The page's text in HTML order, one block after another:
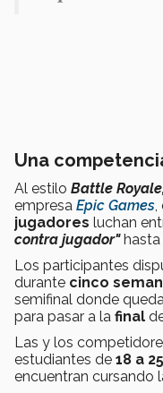
Una
Al estilo Battle
empresa Epic Games,
jugadores luchan
contra jugador"hasta
Los participantes
durante cinco
semifinal donde
para pasar a la final
Las y los
estudiantes de 18 a
encuentran cursando